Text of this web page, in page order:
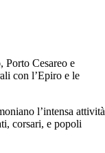
Porto Cesareo e
con l’Epiro e le
l’intensa attività
corsari, e popoli